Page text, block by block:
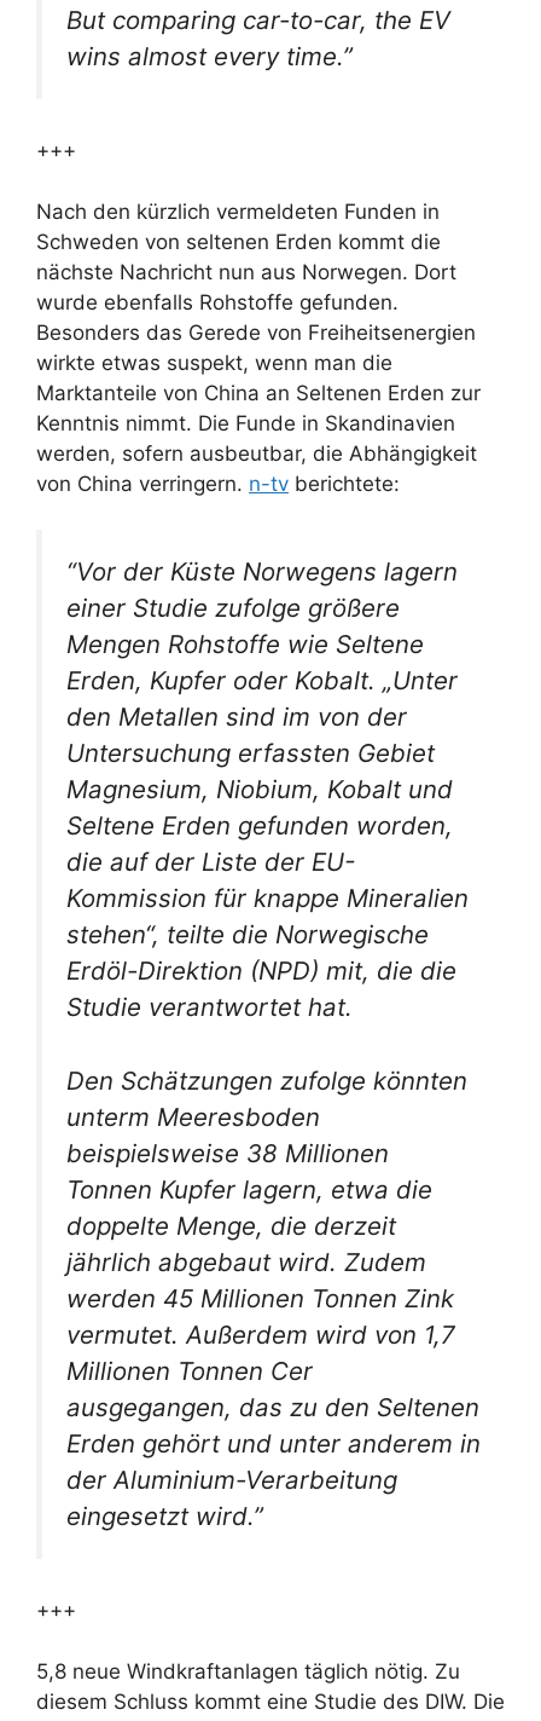
But comparing car-to-car, the EV
wins almost every time.”
+++
Nach den kürzlich vermeldeten Funden in
Schweden von seltenen Erden kommt die
nächste Nachricht nun aus Norwegen. Dort
wurde ebenfalls Rohstoffe gefunden.
Besonders das Gerede von Freiheitsenergien
wirkte etwas suspekt, wenn man die
Marktanteile von China an Seltenen Erden zur
Kenntnis nimmt. Die Funde in Skandinavien
werden, sofern ausbeutbar, die Abhängigkeit
von China verringern. n-tv berichtete:
“Vor der Küste Norwegens lagern
einer Studie zufolge größere
Mengen Rohstoffe wie Seltene
Erden, Kupfer oder Kobalt. „Unter
den Metallen sind im von der
Untersuchung erfassten Gebiet
Magnesium, Niobium, Kobalt und
Seltene Erden gefunden worden,
die auf der Liste der EU-
Kommission für knappe Mineralien
stehen“, teilte die Norwegische
Erdöl-Direktion (NPD) mit, die die
Studie verantwortet hat.
Den Schätzungen zufolge könnten
unterm Meeresboden
beispielsweise 38 Millionen
Tonnen Kupfer lagern, etwa die
doppelte Menge, die derzeit
jährlich abgebaut wird. Zudem
werden 45 Millionen Tonnen Zink
vermutet. Außerdem wird von 1,7
Millionen Tonnen Cer
ausgegangen, das zu den Seltenen
Erden gehört und unter anderem in
der Aluminium-Verarbeitung
eingesetzt wird.”
+++
5,8 neue Windkraftanlagen täglich nötig. Zu
diesem Schluss kommt eine Studie des DIW. Die